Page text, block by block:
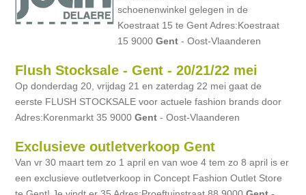
schoenenwinkel gelegen in de
Koestraat 15 te Gent Adres:Koestraat
15 9000Gent - Oost-Vlaanderen
Flush Stocksale - Gent - 20/21/22 mei
Op donderdag 20, vrijdag 21 en zaterdag 22 mei gaat de
eerste FLUSH STOCKSALE voor actuele fashion brands door
Adres:Korenmarkt 35 9000Gent - Oost-Vlaanderen
Exclusieve outletverkoop Gent
Van vr 30 maart tem zo 1 april en van woe 4 tem zo 8 april is er
een exclusieve outletverkoop in Concept Fashion Outlet Store